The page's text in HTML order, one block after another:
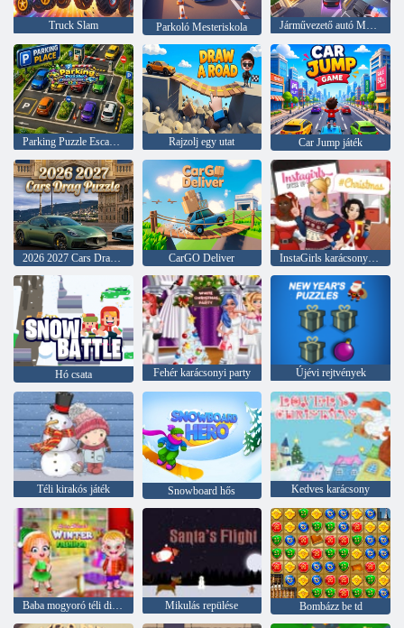
Truck Slam Parkoló Mesteriskola Járművezető autó Mester
Parking Puzzle Escape Challenge Kids Rajzolj egy utat Car Jump játék
2026 2027 Cars Drag Puzzle CarGO Deliver InstaGirls karácsonyi öltöztetős
Hó csata Fehér karácsonyi party Újévi rejtvények
Téli kirakós játék Snowboard hős Kedves karácsony
Baba mogyoró téli divat Mikulás repülése Bombázz be td